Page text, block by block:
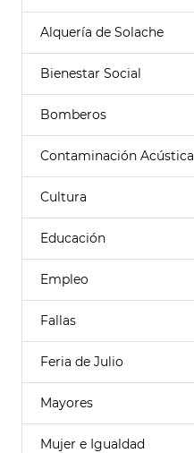
Alquería de Solache
Bienestar Social
Bomberos
Contaminación Acústica
Cultura
Educación
Empleo
Fallas
Feria de Julio
Mayores
Mujer e Igualdad